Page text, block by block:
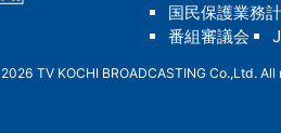
国民保護業務
番組審議会
TV KOCHI BROADCASTING Co.,Ltd.